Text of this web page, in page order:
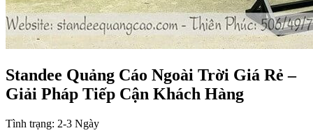
Standee Quảng Cáo Ngoài Trời Giá Rẻ –
Giải Pháp Tiếp Cận Khách Hàng
Tình trạng: 2-3 Ngày